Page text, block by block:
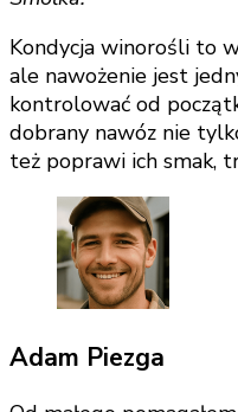
Kondycja winorośli to
ale nawożenie jest
kontrolować od
dobrany nawóz nie
też poprawi ich smak,
Adam Piezga